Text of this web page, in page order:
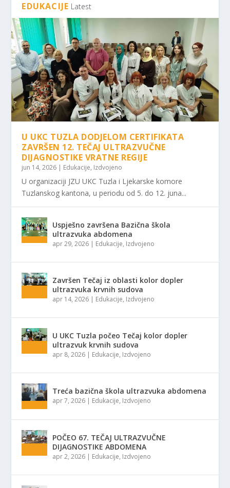
EDUKACIJE Latest
U UKC TUZLA DODJELOM CERTIFIKATA
ZAVRŠEN 12. TEČAJ ULTRAZVUČNE
DIJAGNOSTIKE VRATNE REGIJE
jun 14, 2026 | Edukacije, Izdvojeno
U organizaciji JZU UKC Tuzla i Ljekarske komore
Tuzlanskog kantona, u periodu od 5. do 12. juna...
Uspješno završena Bazična škola
ultrazvuka abdomena
apr 29, 2026 | Edukacije, Izdvojeno
Završen Tečaj iz oblasti kolor dopler
ultrazvuka krvnih sudova
apr 14, 2026 | Edukacije, Izdvojeno
U UKC Tuzla počeo Tečaj kolor dopler
ultrazvuk krvnih sudova
apr 8, 2026 | Edukacije, Izdvojeno
Treća bazična škola ultrazvuka abdomena
apr 7, 2026 | Edukacije, Izdvojeno
POČEO 67. TEČAJ ULTRAZVUČNE
DIJAGNOSTIKE ABDOMENA
apr 2, 2026 | Edukacije, Izdvojeno